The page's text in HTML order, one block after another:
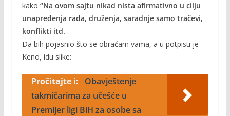
kako “Na ovom sajtu nikad nista afirmativno u cilju
unapređenja rada, druženja, saradnje samo tračevi,
konflikti itd.
Da bih pojasnio što se obraćam vama, a u potpisu je
Keno, idu slike:
Pročitajte i:
Obavještenje
takmičarima za učešće u
Premijer ligi BiH za osobe sa